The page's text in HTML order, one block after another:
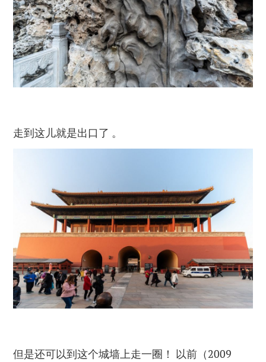
走到这儿就是出口了 。
但是还可以到这个城墙上走一圈！ 以前（2009